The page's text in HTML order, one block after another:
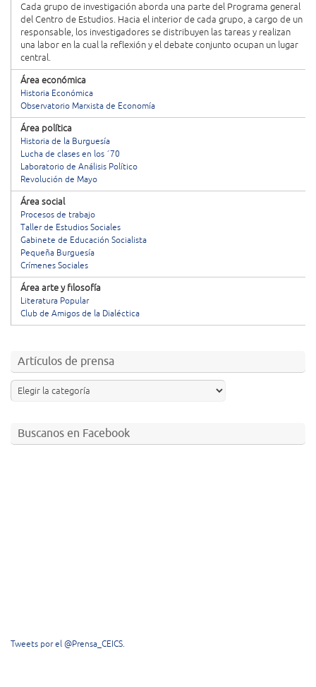
Cada grupo de investigación aborda una parte del Programa general
del Centro de Estudios. Hacia el interior de cada grupo, a cargo de un
responsable, los investigadores se distribuyen las tareas y realizan
una labor en la cual la reflexión y el debate conjunto ocupan un lugar
central.
Área económica
Historia Económica
Observatorio Marxista de Economía
Área política
Historia de la Burguesía
Lucha de clases en los ´70
Laboratorio de Análisis Político
Revolución de Mayo
Área social
Procesos de trabajo
Taller de Estudios Sociales
Gabinete de Educación Socialista
Pequeña Burguesía
Crímenes Sociales
Área arte y filosofía
Literatura Popular
Club de Amigos de la Dialéctica
Artículos de prensa
Buscanos en Facebook
Tweets por el @Prensa_CEICS.